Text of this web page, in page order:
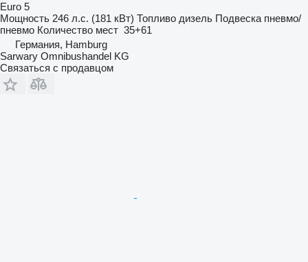
Euro 5
Мощность 246 л.с. (181 кВт) Топливо дизель Подвеска пневмо/
пневмо Количество мест 35+61
Германия, Hamburg
Sarwary Omnibushandel KG
Связаться с продавцом